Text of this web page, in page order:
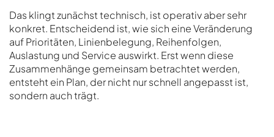
Das klingt zunächst technisch, ist operativ aber sehr
konkret. Entscheidend ist, wie sich eine Veränderung
auf Prioritäten, Linienbelegung, Reihenfolgen,
Auslastung und Service auswirkt. Erst wenn diese
Zusammenhänge gemeinsam betrachtet werden,
entsteht ein Plan, der nicht nur schnell angepasst ist,
sondern auch trägt.